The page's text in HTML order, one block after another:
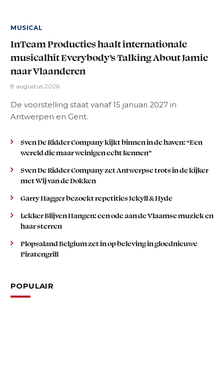
MUSICAL
InTeam Producties haalt internationale
musicalhit Everybody’s Talking About Jamie
naar Vlaanderen
8 augustus 2026
De voorstelling staat vanaf 15 januari 2027 in
Antwerpen en Gent.
Sven De Ridder Company kijkt binnen in de haven: “Een
wereld die maar weinigen echt kennen”
Sven De Ridder Company zet Antwerpse trots in de kijker
met Wij van de Dokken
Garry Hagger bezoekt repetities Jekyll & Hyde
Lekker Blijven Hangen: een ode aan de Vlaamse muziek en
haar sterren
Plopsaland Belgium zet in op beleving in gloednieuwe
Piratengrill
POPULAIR